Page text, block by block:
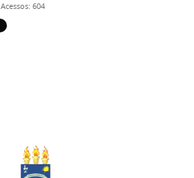
Acessos: 604